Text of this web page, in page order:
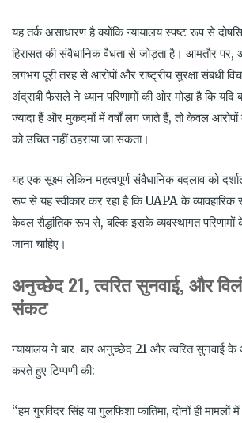
यह तर्क असाधारण है क्योंकि न्यायालय स्पष्ट रूप से
हिरासत की संवैधानिक वैधता से जोड़ता है। आमतौर पर,
लगभग पूरी तरह से आरोपों और राष्ट्रीय सुरक्षा संबंधी
अंद्राबी फैसले ने ध्यान परिणामों की ओर मोड़ा है कि यदि
ज्यादा हैं और मुकदमों में वर्षों लग जाते हैं, तो केवल
को उचित नहीं ठहराया जा सकता।
यह एक सूक्ष्म लेकिन महत्वपूर्ण संवैधानिक बदलाव को
रूप से यह स्वीकार कर रहा है कि UAPA के
केवल सैद्धांतिक रूप से, बल्कि इसके व्यवस्थागत परिणामों
जाना चाहिए।
अनुच्छेद21,त्वरित सुनवाई, और
संकट
न्यायालय ने बार-बार अनुच्छेद 21 और त्वरित सुनवाई के
करते हुए टिप्पणी की:
“हम गुरविंदर सिंह या गुलफिशा फातिमा, दोनों ही मामलों